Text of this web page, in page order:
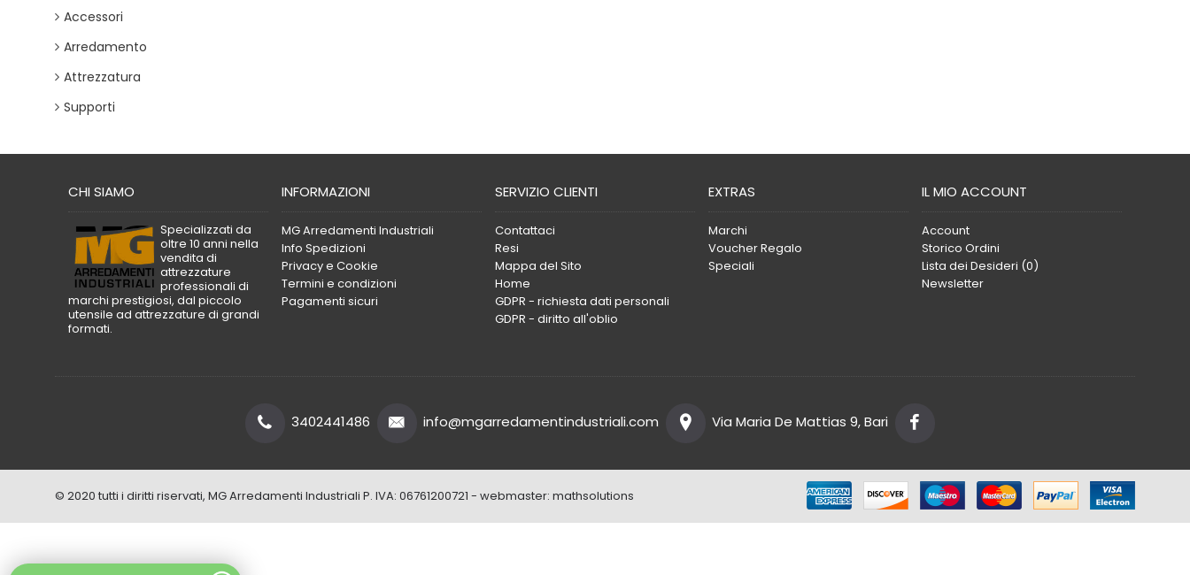
Accessori
Arredamento
Attrezzatura
Supporti
CHI SIAMO
Specializzati da
oltre 10 anni nella
vendita di
attrezzature
professionali di
marchi prestigiosi, dal piccolo
utensile ad attrezzature di grandi
formati.
INFORMAZIONI
MG Arredamenti Industriali
Info Spedizioni
Privacy e Cookie
Termini e condizioni
Pagamenti sicuri
SERVIZIO CLIENTI
Contattaci
Resi
Mappa del Sito
Home
GDPR - richiesta dati personali
GDPR - diritto all'oblio
EXTRAS
Marchi
Voucher Regalo
Speciali
IL MIO ACCOUNT
Account
Storico Ordini
Lista dei Desideri (0)
Newsletter
3402441486 info@mgarredamentindustriali.com Via Maria De Mattias 9, Bari
© 2020 tutti i diritti riservati, MG Arredamenti Industriali P. IVA: 06761200721 - webmaster: mathsolutions